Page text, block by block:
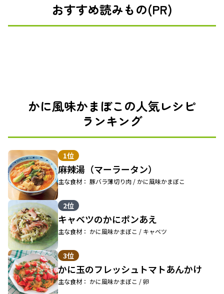
おすすめ読みもの(PR)
かに風味かまぼこの人気レシピ
ランキング
1位
麻辣湯（マーラータン）
主な食材： 豚バラ薄切り肉 / かに風味かまぼこ
2位
キャベツのかにポンあえ
主な食材： かに風味かまぼこ / キャベツ
3位
かに玉のフレッシュトマトあんかけ
主な食材： かに風味かまぼこ / 卵